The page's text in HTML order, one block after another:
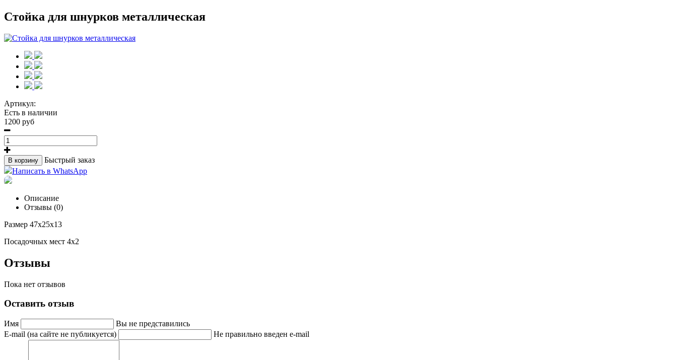
Стойка для шнурков металлическая
Артикул:
Есть в наличии
1200 руб
В корзину
Быстрый заказ
Написать в WhatsApp
Описание
Отзывы (0)
Размер 47х25х13
Посадочных мест 4х2
Отзывы
Пока нет отзывов
Оставить отзыв
Имя
Вы не представились
E-mail (на сайте не публикуется)
Не правильно введен e-mail